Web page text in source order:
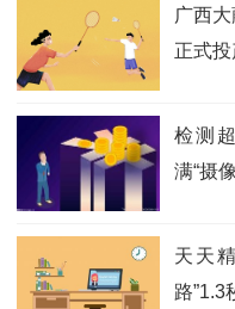
广西
正式
检测
满“摄
天天
路”1.3